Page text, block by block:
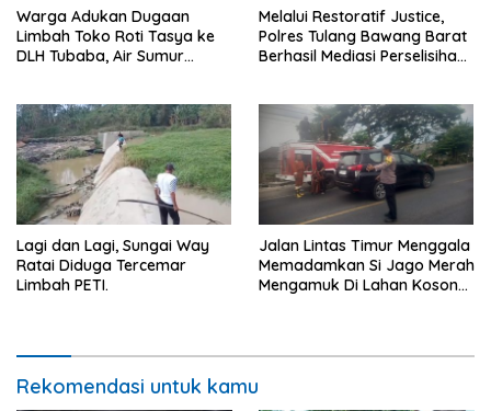
Warga Adukan Dugaan
Limbah Toko Roti Tasya ke
DLH Tubaba, Air Sumur
Melalui Restoratif Justice,
Polres Tulang Bawang Barat
Berhasil Mediasi Perselisihan
Lagi dan Lagi, Sungai Way
Ratai Diduga Tercemar
Limbah PETI.
Jalan Lintas Timur Menggala
Memadamkan Si Jago Merah
Mengamuk Di Lahan Kosong,
Rekomendasi untuk kamu